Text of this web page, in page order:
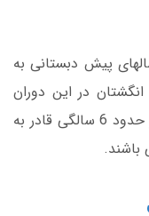
پیش دبستانی به
در این دوران
بسیار بهبود می یابد، در نتیجه کودکان در حدود 6 سالگی قادر به
باشند.